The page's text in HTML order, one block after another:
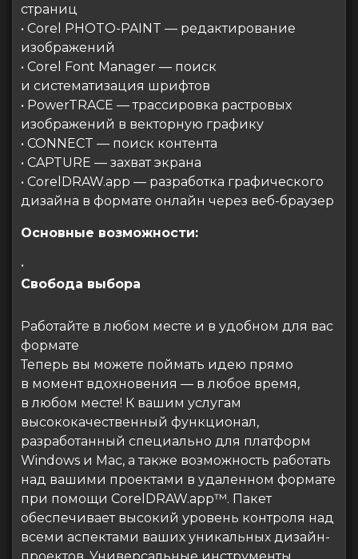
страниц
• Corel PHOTO-PAINT — редактирование
изображений
• Corel Font Manager — поиск
и систематизация шрифтов
• PowerTRACE — трассировка растровых
изображений в векторную графику
• CONNECT — поиск контента
• CAPTURE — захват экрана
• CorelDRAW.app — разработка графического
дизайна в формате онлайн через веб-браузер
Основные возможности:
•
Свобода выбора
Работайте в любом месте и в удобном для вас
формате
Теперь вы можете поймать идею прямо
в момент вдохновения — в любое время,
в любом месте! К вашим услугам
высококачественный функционал,
разработанный специально для платформ
Windows и Mac, а также возможность работать
над вашими проектами в удаленном формате
при помощи CorelDRAW.app™. Пакет
обеспечивает высокий уровень контроля над
всеми аспектами ваших уникальных дизайн-
проектов. Универсальные инструменты